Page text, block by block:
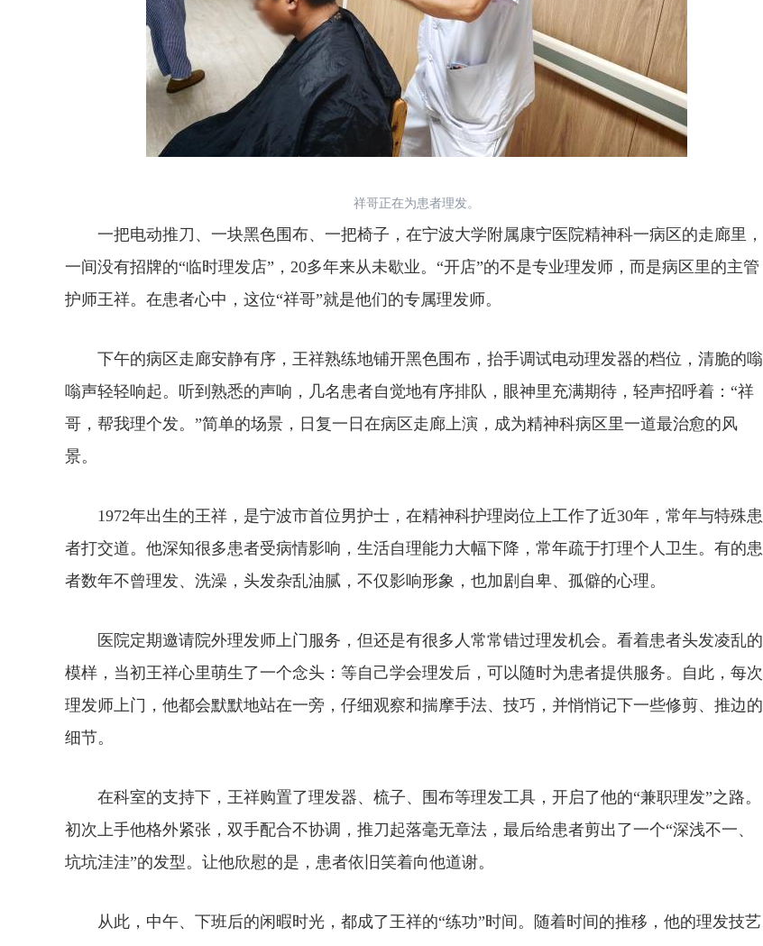
祥哥正在为患者理发。
一把电动推刀、一块黑色围布、一把椅子，在宁波大学附属康宁医院精神科一病区的走廊里，
一间没有招牌的“临时理发店”，20多年来从未歇业。“开店”的不是专业理发师，而是病区里的主管
护师王祥。在患者心中，这位“祥哥”就是他们的专属理发师。
下午的病区走廊安静有序，王祥熟练地铺开黑色围布，抬手调试电动理发器的档位，清脆的嗡
嗡声轻轻响起。听到熟悉的声响，几名患者自觉地有序排队，眼神里充满期待，轻声招呼着：“祥
哥，帮我理个发。”简单的场景，日复一日在病区走廊上演，成为精神科病区里一道最治愈的风
景。
1972年出生的王祥，是宁波市首位男护士，在精神科护理岗位上工作了近30年，常年与特殊患
者打交道。他深知很多患者受病情影响，生活自理能力大幅下降，常年疏于打理个人卫生。有的患
者数年不曾理发、洗澡，头发杂乱油腻，不仅影响形象，也加剧自卑、孤僻的心理。
医院定期邀请院外理发师上门服务，但还是有很多人常常错过理发机会。看着患者头发凌乱的
模样，当初王祥心里萌生了一个念头：等自己学会理发后，可以随时为患者提供服务。自此，每次
理发师上门，他都会默默地站在一旁，仔细观察和揣摩手法、技巧，并悄悄记下一些修剪、推边的
细节。
在科室的支持下，王祥购置了理发器、梳子、围布等理发工具，开启了他的“兼职理发”之路。
初次上手他格外紧张，双手配合不协调，推刀起落毫无章法，最后给患者剪出了一个“深浅不一、
坑坑洼洼”的发型。让他欣慰的是，患者依旧笑着向他道谢。
从此，中午、下班后的闲暇时光，都成了王祥的“练功”时间。随着时间的推移，他的理发技艺